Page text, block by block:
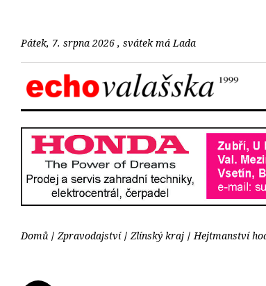
Pátek, 7. srpna 2026 , svátek má Lada
Domů Zpravodajství Zlínský kraj Hejtmanství